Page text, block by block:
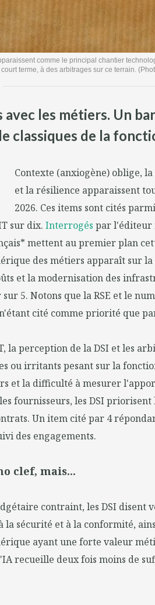
comme le principal chantier
terme, à des arbitrages sur ce terrain.
les métiers. Un
classiques de la
Contexte (anxiogène) oblige,
et la résilience apparaissent
2026. Ces items sont cités
sur dix. Interrogés par l'éditeur
mettent au premier plan
des métiers apparaît sur
et la modernisation des
5. Notons que la RSE et le
cité comme priorité que
la perception de la DSI et les
ou irritants pesant sur la
et la difficulté à mesurer
fournisseurs, les DSI
Un item cité par 4
des engagements.
clef, mais...
contraint, les DSI disent
sécurité et à la conformité,
ayant une forte valeur
recueille deux fois moins de